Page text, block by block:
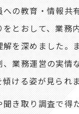
の教育・情報
とおして、業
を深めました
業務運営の実
ける姿が見られま
き取り調査で得